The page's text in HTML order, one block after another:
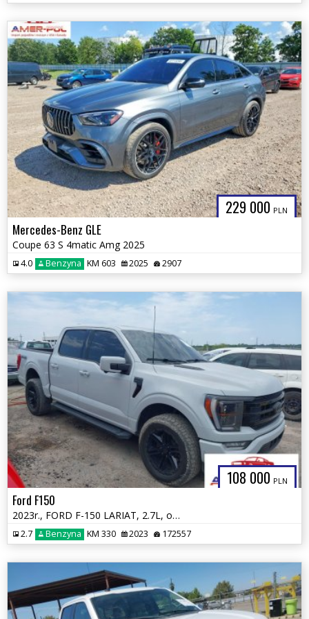
229 000 PLN
Mercedes-Benz GLE
Coupe 63 S 4matic Amg 2025
4.0 Benzyna KM 603 2025 2907
108 000 PLN
Ford F150
2023r., FORD F-150 LARIAT, 2.7L, od ubezpieczalni
2.7 Benzyna KM 330 2023 172557